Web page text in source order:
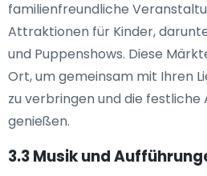
familienfreundliche
Attraktionen für Kinder,
und Puppenshows. Diese
Ort, um gemeinsam mit Ihren
zu verbringen und die festliche
genießen.
3.3 Musik und